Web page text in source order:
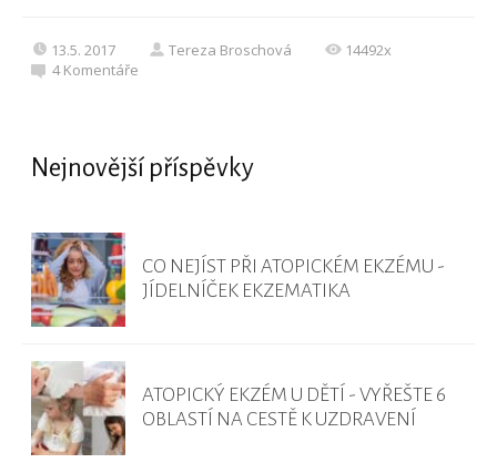
13.5. 2017 Tereza Broschová
14492x
4Komentáře
Nejnovější příspěvky
CO NEJÍST PŘI ATOPICKÉM EKZÉMU -
JÍDELNÍČEK EKZEMATIKA
ATOPICKÝ EKZÉM U DĚTÍ - VYŘEŠTE 6
OBLASTÍ NA CESTĚ K UZDRAVENÍ